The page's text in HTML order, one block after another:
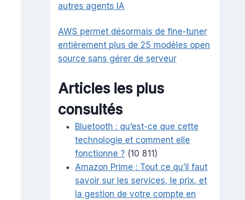
autres agents IA
AWS permet désormais de fine-tuner
entièrement plus de 25 modèles open
source sans gérer de serveur
Articles les plus
consultés
Bluetooth : qu’est-ce que cette
technologie et comment elle
fonctionne ? (10 811)
Amazon Prime : Tout ce qu’il faut
savoir sur les services, le prix, et
la gestion de votre compte en